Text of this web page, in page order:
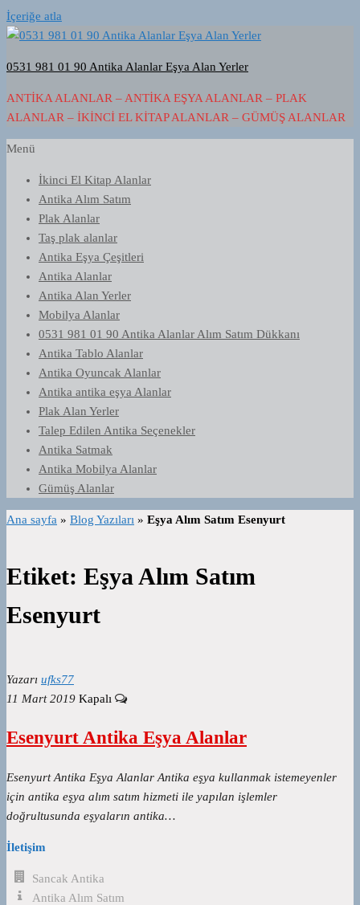
İçeriğe atla
0531 981 01 90 Antika Alanlar Eşya Alan Yerler
ANTIKA ALANLAR – ANTIKA EŞYA ALANLAR – PLAK
ALANLAR – İKINCI EL KITAP ALANLAR – GÜMÜŞ ALANLAR
Menü
İkinci El Kitap Alanlar
Antika Alım Satım
Plak Alanlar
Taş plak alanlar
Antika Eşya Çeşitleri
Antika Alanlar
Antika Alan Yerler
Mobilya Alanlar
0531 981 01 90 Antika Alanlar Alım Satım Dükkanı
Antika Tablo Alanlar
Antika Oyuncak Alanlar
Antika antika eşya Alanlar
Plak Alan Yerler
Talep Edilen Antika Seçenekler
Antika Satmak
Antika Mobilya Alanlar
Gümüş Alanlar
Ana sayfa » Blog Yazıları » Eşya Alım Satım Esenyurt
Etiket: Eşya Alım Satım
Esenyurt
Yazarı ufks77
11 Mart 2019 Kapalı
Esenyurt Antika Eşya Alanlar
Esenyurt Antika Eşya Alanlar Antika eşya kullanmak istemeyenler
için antika eşya alım satım hizmeti ile yapılan işlemler
doğrultusunda eşyaların antika…
İletişim
Sancak Antika
Antika Alım Satım